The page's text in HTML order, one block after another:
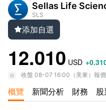
Sellas Life
SLS
添加自選
12.010 USD
收盤 08-07 16:00 （ 美東 ） 報
概覽 新聞分析 財務